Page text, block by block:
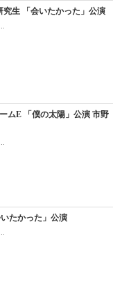
究生 「会いたかった」公演
ムE 「僕の太陽」公演 市野
たかった」公演